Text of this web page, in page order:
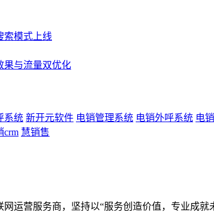
索模式上线
果与流量双优化
系统 新开元软件 电销管理系统 电销外呼系统 电
crm 慧销售
运营服务商，坚持以“服务创造价值，专业成